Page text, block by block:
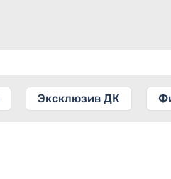
Эксклюзив ДК